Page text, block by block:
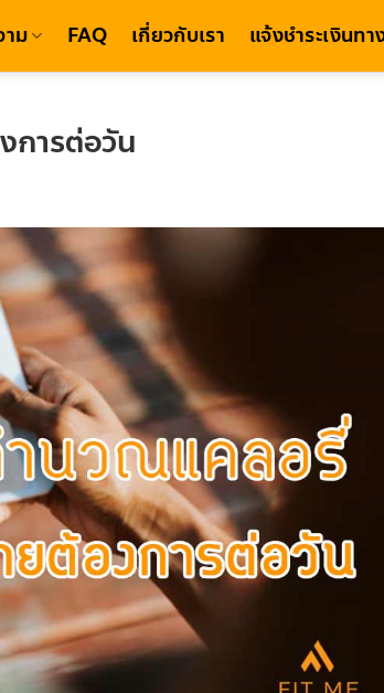
ม FAQ เกี่ยวกับเรา แจ้งชำระเงินทา
ารต่อวัน